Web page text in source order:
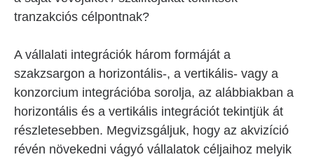
tranzakciós célpontnak?
A vállalati integrációk három formáját a
szakzsargon a horizontális-, a vertikális- vagy a
konzorcium integrációba sorolja, az alábbiakban a
horizontális és a vertikális integrációt tekintjük át
részletesebben. Megvizsgáljuk, hogy az akvizíció
révén növekedni vágyó vállalatok céljaihoz melyik